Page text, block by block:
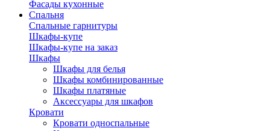
Фасады кухонные
Спальня
Спальные гарнитуры
Шкафы-купе
Шкафы-купе на заказ
Шкафы
Шкафы для белья
Шкафы комбинированные
Шкафы платяные
Аксессуары для шкафов
Кровати
Кровати односпальные